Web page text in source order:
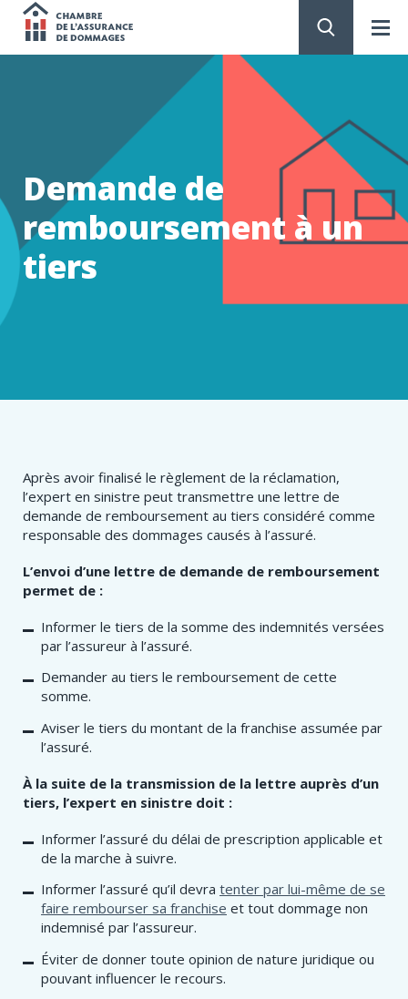
Chambre
l'assurance
de
dommages
Demande de
remboursement à un
tiers
​​​​​​​​​​Après avoir finalisé le règlement de la réclamation,
l’expert en sinistre peut transmettre une lettre de
demande de remboursement au tiers considéré comme
responsable des dommages causés à l’assuré.
L’envoi d’une lettre de demande de remboursement
permet de :
Informer le tiers de la somme des indemnités versées
par l’assureur à l’assuré.
Demander au tiers le remboursement de cette
somme.
Aviser le tiers du montant de la franchise assumée par
l’assuré.
À la suite de la transmission de la lettre auprès d’un
tiers, l’expert en sinistre doit :
Informer l’assuré du délai de prescription applicable et
de la marche à suivre.
Informer l’assuré qu’il devra tenter par lui-même de se
faire rembourser sa franchise et tout dommage non
indemnisé par l’assureur.
Éviter de donner toute opinion de nature juridique ou
pouvant influencer le recours.